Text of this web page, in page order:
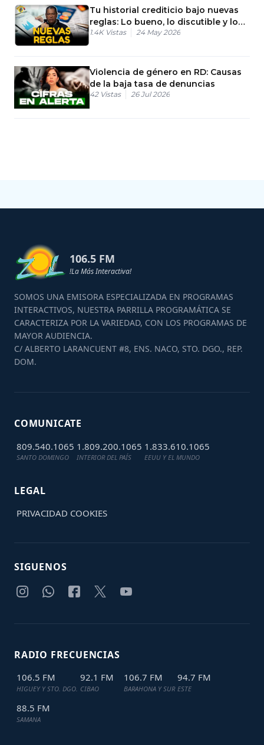
Tu historial crediticio bajo nuevas
reglas: Lo bueno, lo discutible y lo
que falta
1.4K Vistas 24 May 2026
Violencia de género en RD: Causas
de la baja tasa de denuncias
42 Vistas 26 Jul 2026
106.5 FM
!La Más Interactiva!
SOMOS UNA EMISORA ESPECIALIZADA EN PROGRAMAS
INTERACTIVOS, NUESTRA PARRILLA PROGRAMÁTICA SE
CARACTERIZA POR LA VARIEDAD, CON LOS PROGRAMAS DE
MAYOR AUDIENCIA.
C/ ALBERTO LARANCUENT #8, ENS. NACO, STO. DGO., REP.
DOM.
COMUNICATE
809.540.1065
SANTO DOMINGO
1.809.200.1065
INTERIOR DEL PAÍS
1.833.610.1065
EEUU Y EL MUNDO
LEGAL
PRIVACIDAD COOKIES
SIGUENOS
RADIO FRECUENCIAS
106.5 FM
HIGUEY Y STO. DGO.
92.1 FM
CIBAO
106.7 FM
BARAHONA Y SUR
94.7 FM
ESTE
88.5 FM
SAMANA